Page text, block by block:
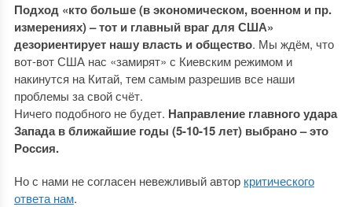
Подход «кто больше (в экономическом, военном и пр.
измерениях) –тот и главный враг для США»
дезориентирует нашу власть и общество. Мы ждём, что
вот-вот США нас «замирят» с Киевским режимом и
накинутся на Китай, тем самым разрешив все наши
проблемы за свой счёт.
Ничего подобного не будет. Направление главного удара
Запада в ближайшие годы (5-10-15 лет) выбрано – это
Россия.
Но с нами не согласен невежливый автор критического
ответа нам.